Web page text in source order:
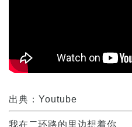
出典：Youtube
我在二环路的里边想着你